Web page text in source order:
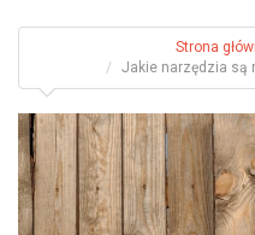
Strona
Jakie narzędzia są